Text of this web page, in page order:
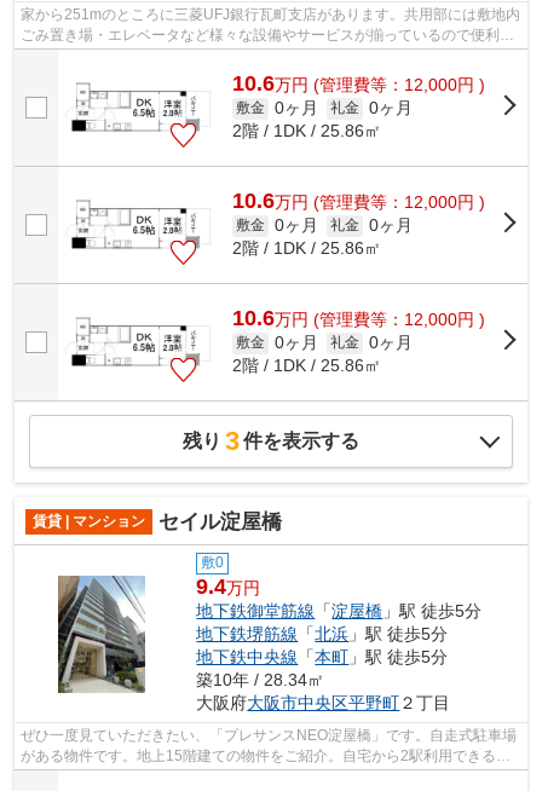
家から251mのところに三菱UFJ銀行瓦町支店があります。共用部には敷地内
ごみ置き場・エレベータなど様々な設備やサービスが揃っているので便利で
す。2025年築の物件となっており、きれ...
10.6万円 (管理費等：12,000円 )
敷金 0ヶ月 礼金 0ヶ月
2階 / 1DK / 25.86㎡
10.6万円 (管理費等：12,000円 )
敷金 0ヶ月 礼金 0ヶ月
2階 / 1DK / 25.86㎡
10.6万円 (管理費等：12,000円 )
敷金 0ヶ月 礼金 0ヶ月
2階 / 1DK / 25.86㎡
残り 3件を表示する
賃貸 | マンション セイル淀屋橋
敷0
9.4万円
地下鉄御堂筋線 「淀屋橋 」駅 徒歩5分
地下鉄堺筋線 「北浜 」駅 徒歩5分
地下鉄中央線 「本町 」駅 徒歩5分
築10年 / 28.34㎡
大阪府大阪市中央区平野町２丁目
ぜひ一度見ていただきたい、「プレサンスNEO淀屋橋」です。自走式駐車場
がある物件です。地上15階建ての物件をご紹介。自宅から2駅利用できる、